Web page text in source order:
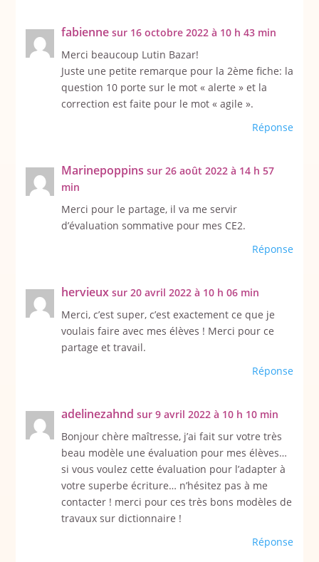
fabienne sur 16 octobre 2022 à 10 h 43 min
Merci beaucoup Lutin Bazar!
Juste une petite remarque pour la 2ème fiche: la
question 10 porte sur le mot « alerte » et la
correction est faite pour le mot « agile ».
Réponse
Marinepoppins sur 26 août 2022 à 14 h 57
min
Merci pour le partage, il va me servir
d’évaluation sommative pour mes CE2.
Réponse
hervieux sur 20 avril 2022 à 10 h 06 min
Merci, c’est super, c’est exactement ce que je
voulais faire avec mes élèves ! Merci pour ce
partage et travail.
Réponse
adelinezahnd sur 9 avril 2022 à 10 h 10 min
Bonjour chère maîtresse, j’ai fait sur votre très
beau modèle une évaluation pour mes élèves…
si vous voulez cette évaluation pour l’adapter à
votre superbe écriture… n’hésitez pas à me
contacter ! merci pour ces très bons modèles de
travaux sur dictionnaire !
Réponse